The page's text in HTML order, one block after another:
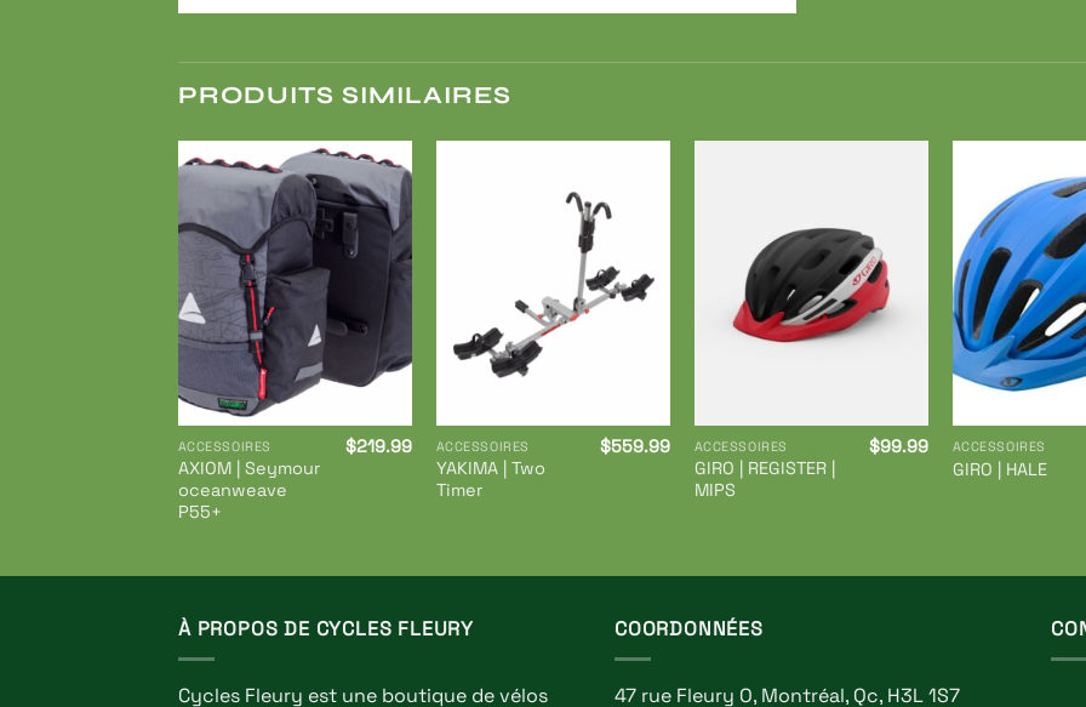
PRODUITS SIMILAIRES
Ajouter
à ma
liste de
souhaits
ACCESSOIRES
AXIOM | Seymour
oceanweave
P55+
$219.99
Ajouter
à ma
ACCESSOIRES
YAKIMA | Two
Timer
$559.99
liste de
souhaits
ACCESSOIRES
GIRO | REGISTER |
MIPS
$99.99 ACCESSOIRES
GIRO | HALE
À PROPOS DE CYCLES FLEURY
Cycles Fleury est une boutique de vélos
COORDONNÉES
47 rue Fleury O, Montréal, Qc, H3L 1S7